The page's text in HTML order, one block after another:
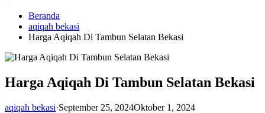
Beranda
aqiqah bekasi
Harga Aqiqah Di Tambun Selatan Bekasi
Harga Aqiqah Di Tambun Selatan Bekasi
aqiqah bekasi·September 25, 2024Oktober 1, 2024